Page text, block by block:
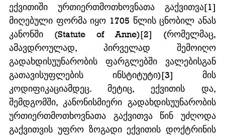
ექვითიში ურთიერთმოთხოვნათა გაქვითვა[1]
მიღებული ფორმა იყო 1705 წლის ცნობილ ანას
კანონში (Statute of Anne)[2] (რომელმაც,
ამავდროულად, პირველად შემოიღო
გადახდისუუნარობის ფარგლებში ვალებისგან
გათავისუფლების ინსტიტუტი)[3] მის
კოდიფიკაციამდეც. მეტიც, ექვითის და,
შემდგომში, კანონისმიერი გადახდისუუნარობის
ურთიერთმოთხოვნათა გაქვითვა წინ უძღოდა
გაქვითვის უფრო ზოგადი ექვითის დოქტრინის